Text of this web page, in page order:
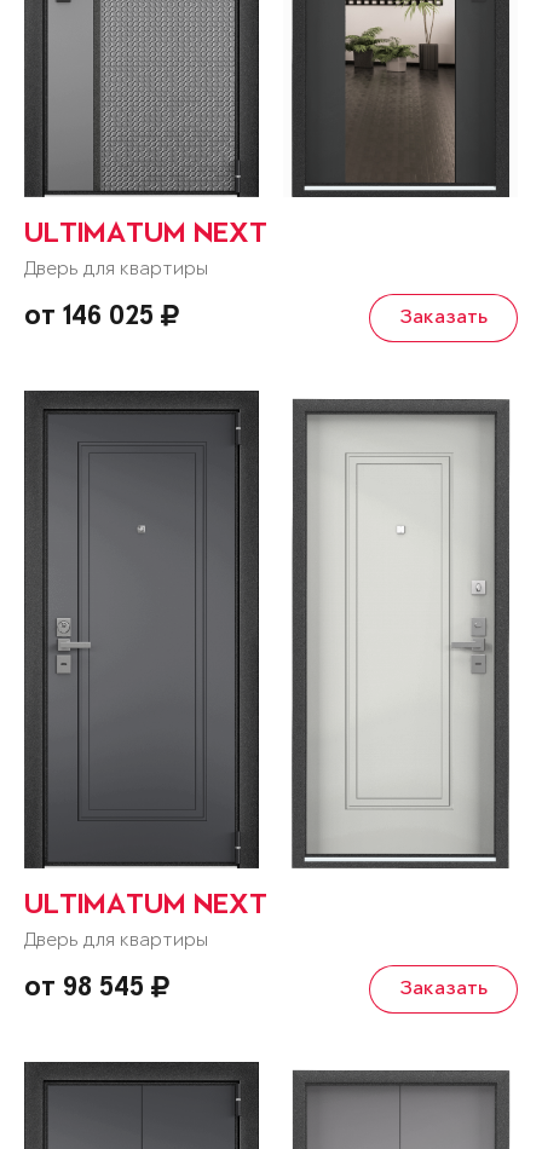
ULTIMATUM NEXT
Дверь для квартиры
от 146 025 Заказать
ULTIMATUM NEXT
Дверь для квартиры
от 98 545 Заказать